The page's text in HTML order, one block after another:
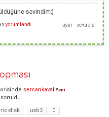
sevindim;)
yorumlandı
sercankaval
Yeni
soruldu
usb3 0